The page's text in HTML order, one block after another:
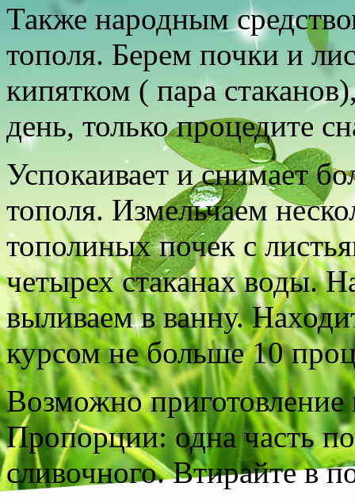
Также народным
тополя. Берем почки и
кипятком ( пара
день, только процедите
Успокаивает и снимает
тополя. Измельчаем
тополиных почек с
четырех стаканах воды.
выливаем в ванну.
курсом не больше 10
Возможно приготовление
Пропорции: одна часть
сливочного. Втирайте в